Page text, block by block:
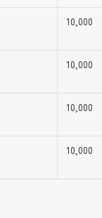
10,000
10,000
10,000
10,000